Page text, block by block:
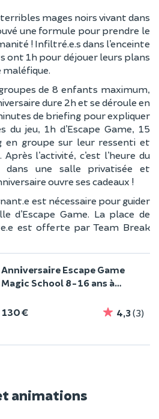
mages noirs vivant dans
une formule pour prendre le
! Infiltré.e.s dans l’enceinte
ont 1h pour déjouer leurs plans
de 8 enfants maximum,
dure 2h et se déroule en
de briefing pour expliquer
du jeu, 1h d’Escape Game, 15
en groupe sur leur ressenti et
l’activité, c’est l’heure du
dans une salle privatisée et
ouvre ses cadeaux !
est nécessaire pour guider
d’Escape Game. La place de
est offerte par Team Break
Anniversaire Escape Game
Magic School 8-16 ans à
130 € 4,3(3)
animations